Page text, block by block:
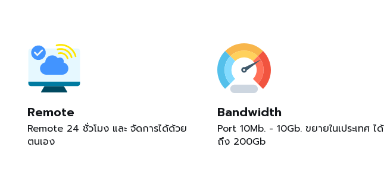
Remote
Remote 24 ชั่วโมง และ จัดการได้ด้วย
ตนเอง
Bandwidth
Port 10Mb. - 10Gb. ขยายในเประเทศ ได้
ถึง 200Gb